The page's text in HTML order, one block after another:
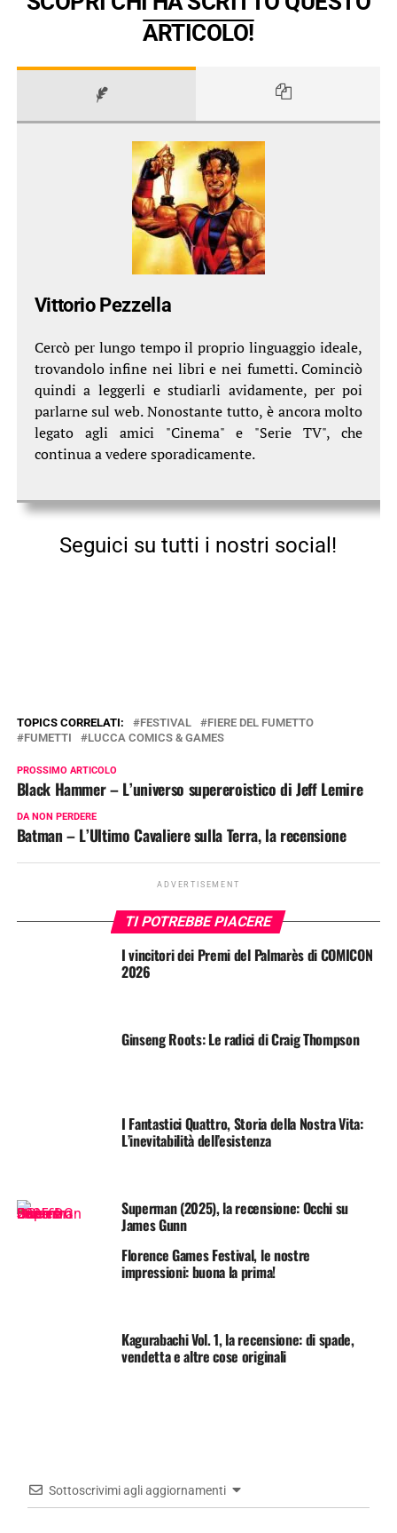
ARTICOLO!
Vittorio Pezzella
Cercò per lungo tempo il proprio linguaggio ideale,
trovandolo infine nei libri e nei fumetti. Cominciò
quindi a leggerli e studiarli avidamente, per poi
parlarne sul web. Nonostante tutto, è ancora molto
legato agli amici "Cinema" e "Serie TV", che
continua a vedere sporadicamente.
Seguici su tutti i nostri social!
TOPICS CORRELATI: FESTIVAL
FIERE DEL FUMETTO
FUMETTI
LUCCA COMICS & GAMES
PROSSIMO ARTICOLO
Black Hammer – L’universo supereroistico di Jeff Lemire
DA NON PERDERE
Batman – L’Ultimo Cavaliere sulla Terra, la recensione
ADVERTISEMENT
TI POTREBBE PIACERE
I vincitori dei Premi del Palmarès di COMICON
2026
Ginseng Roots: Le radici di Craig Thompson
I Fantastici Quattro, Storia della Nostra Vita:
L’inevitabilità dell’esistenza
Superman (2025), la recensione: Occhi su
James Gunn
Florence Games Festival, le nostre
impressioni: buona la prima!
Kagurabachi Vol. 1, la recensione: di spade,
vendetta e altre cose originali
Sottoscrivimi agli aggiornamenti